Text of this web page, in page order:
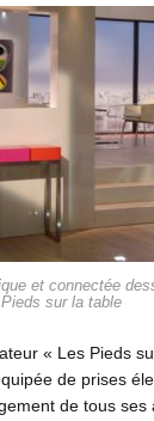
et connectée
sur la table
« Les Pieds
de prises
de tous ses